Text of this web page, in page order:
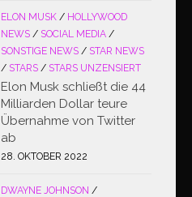
ELON MUSK / HOLLYWOOD
NEWS / SOCIAL MEDIA /
SONSTIGE NEWS / STAR NEWS
/ STARS / STARS UNZENSIERT
Elon Musk schließt die 44
Milliarden Dollar teure
Übernahme von Twitter
ab
28. OKTOBER 2022
DWAYNE JOHNSON /